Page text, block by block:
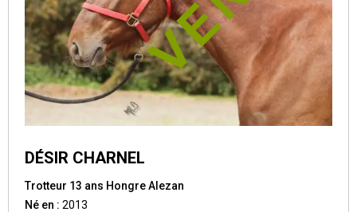
DÉSIR CHARNEL
Trotteur 13 ans Hongre Alezan
Né en : 2013